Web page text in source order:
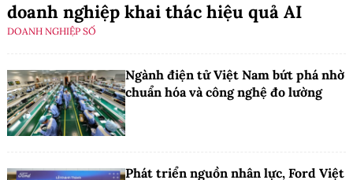
doanh nghiệp khai thác hiệu quả AI
DOANH NGHIỆP SỐ
Ngành điện tử Việt Nam bứt phá nhờ
chuẩn hóa và công nghệ đo lường
Phát triển nguồn nhân lực, Ford Việt